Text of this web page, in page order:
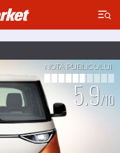
×
NOTA PUBLICULUI
5.9/10